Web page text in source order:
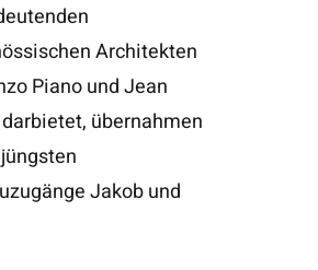
Architekten
Piano und Jean
übernahmen
Jakob und